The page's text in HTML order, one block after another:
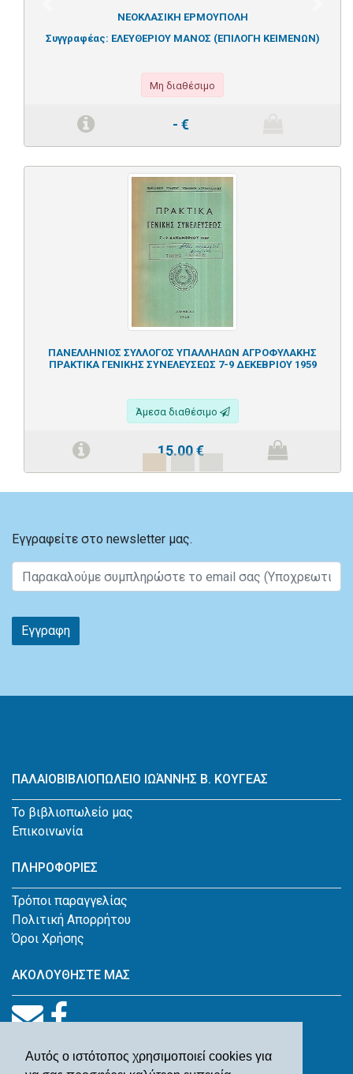
Αυτός ο ιστότοπος χρησιμοποιεί cookies για
ΝΕΟΚΛΑΣΙΚΗ ΕΡΜΟΥΠΟΛΗ
Συγγραφέας: ΕΛΕΥΘΕΡΙΟΥ ΜΑΝΟΣ (ΕΠΙΛΟΓΗ ΚΕΙΜΕΝΩΝ)
Μη διαθέσιμο
- €
ΠΑΝΕΛΛΗΝΙΟΣ ΣΥΛΛΟΓΟΣ ΥΠΑΛΛΗΛΩΝ ΑΓΡΟΦΥΛΑΚΗΣ
ΠΡΑΚΤΙΚΑ ΓΕΝΙΚΗΣ ΣΥΝΕΛΕΥΣΕΩΣ 7-9 ΔΕΚΕΒΡΙΟΥ 1959
Άμεσα διαθέσιμο
15.00€
Εγγραφείτε στο newsletter μας.
Εγγραφη
ΠΑΛΑΙΟΒΙΒΛΙΟΠΩΛΕΙΟ ΙΩΆΝΝΗΣ Β. ΚΟΥΓΕΑΣ
Το βιβλιοπωλείο μας
Επικοινωνία
ΠΛΗΡΟΦΟΡΙΕΣ
Τρόποι παραγγελίας
Πολιτική Απορρήτου
Όροι Χρήσης
ΑΚΟΛΟΥΘΗΣΤΕ ΜΑΣ